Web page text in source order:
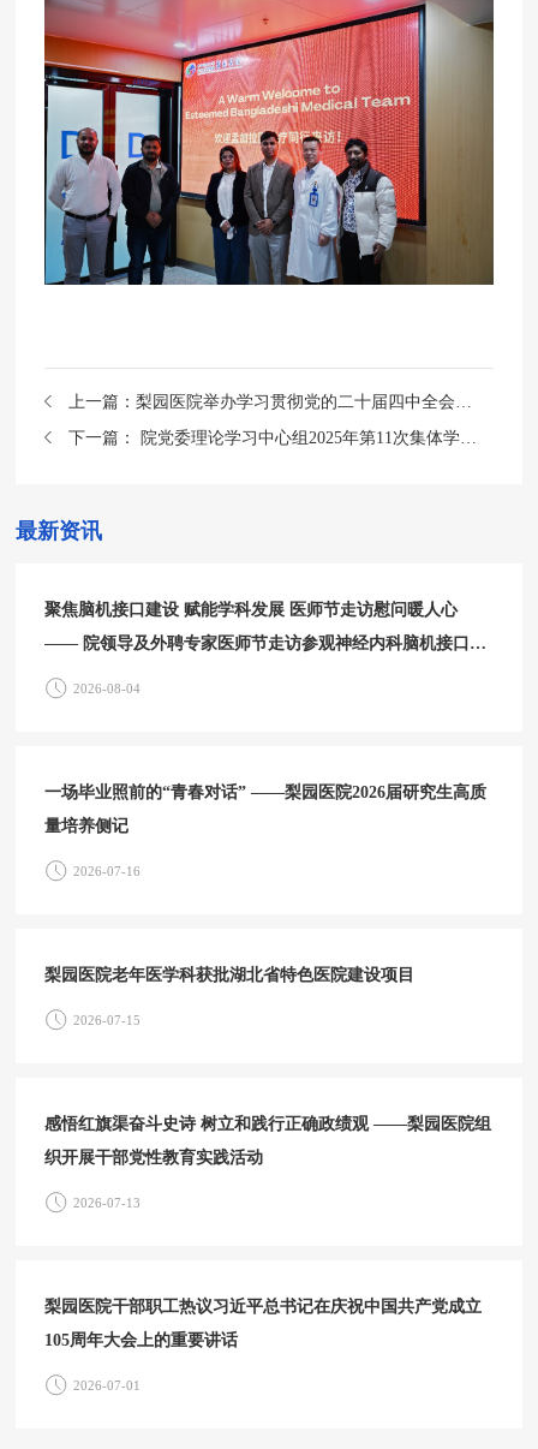
上一篇：
下一篇：
最新资讯
聚焦脑机接口建设 赋能学科发展 医师节走访慰问暖人心
—— 院领导及外聘专家医师节走访参观神经内科脑机接口中
心
2026-08-04
一场毕业照前的“青春对话” ——梨园医院2026届研究生高质
量培养侧记
2026-07-16
梨园医院老年医学科获批湖北省特色医院建设项目
2026-07-15
感悟红旗渠奋斗史诗 树立和践行正确政绩观 ——梨园医院组
织开展干部党性教育实践活动
2026-07-13
梨园医院干部职工热议习近平总书记在庆祝中国共产党成立
105周年大会上的重要讲话
2026-07-01